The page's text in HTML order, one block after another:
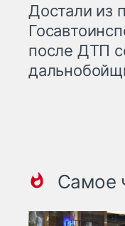
Достали из
после ДТП
Самое